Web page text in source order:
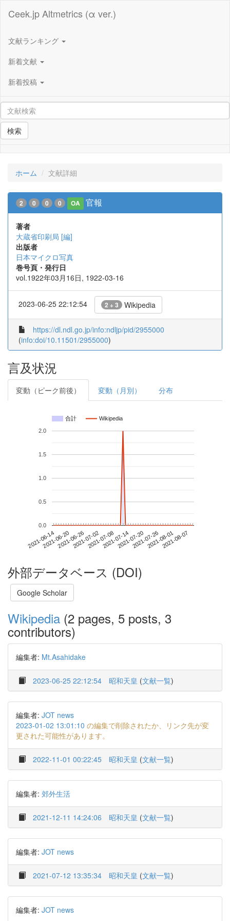
Ceek.jp Altmetrics (α ver.)
文献ランキング
新着文献
新着投稿
検索
ホーム 文献詳細
2 0 0 0 OA 官報
著者
大蔵省印刷局 [編]
出版者
日本マイクロ写真
巻号頁・発行日
vol.1922年03月16日, 1922-03-16
2023-06-25 22:12:54 2 + 3 Wikipedia
https://dl.ndl.go.jp/info:ndljp/pid/2955000
(info:doi/10.11501/2955000)
言及状況
変動（ピーク前後） 変動（月別） 分布
合計 Wikipedia
2021-06-142021-06-202021-06-262021-07-022021-07-082021-07-142021-07-202021-07-262021-08-012021-08-07
0.0
0.5
1.0
1.5
2.0
外部データベース (DOI)
Google Scholar
Wikipedia (2 pages, 5 posts, 3
contributors)
編集者: Mt.Asahidake
2023-06-25 22:12:54 昭和天皇 (文献一覧)
編集者: JOT news
2023-01-02 13:01:10 の編集で削除されたか、リンク先が変
更された可能性があります。
2022-11-01 00:22:45 昭和天皇 (文献一覧)
編集者: 郊外生活
2021-12-11 14:24:06 昭和天皇 (文献一覧)
編集者: JOT news
2021-07-12 13:35:34 昭和天皇 (文献一覧)
編集者: JOT news